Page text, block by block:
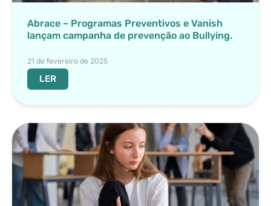
Abrace – Programas Preventivos e Vanish
lançam campanha de prevenção ao Bullying.
21 de fevereiro de 2025
LER